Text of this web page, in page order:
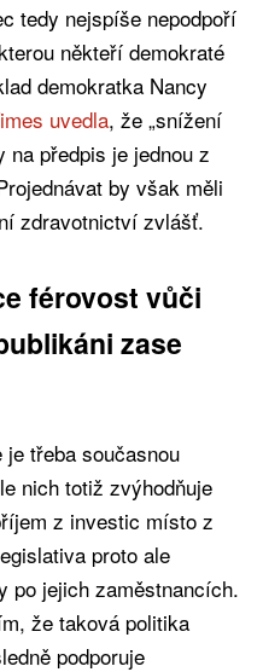
tedy nejspíše nepodpoří
někteří demokraté
demokratka Nancy
uvedla, že „snížení
předpis je jednou z
by však měli
zdravotnictví zvlášť.
férovost vůči
zase
třeba současnou
nich totiž zvýhodňuje
z investic místo z
proto ale
po jejich zaměstnancích.
že taková politika
podporuje